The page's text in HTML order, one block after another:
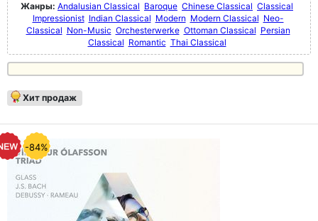
Жанры: Andalusian Classical Baroque Chinese Classical Classical
Impressionist Indian Classical Modern Modern Classical Neo-
Classical Non-Music Orchesterwerke Ottoman Classical Persian
Classical Romantic Thai Classical
Хит продаж
-84%